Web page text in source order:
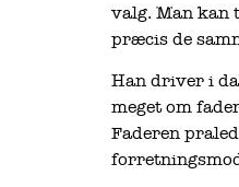
valg. Man kan
præcis de
Han driver i
meget om
Faderen